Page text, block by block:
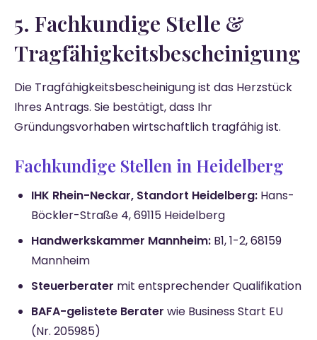
5. Fachkundige Stelle &
Tragfähigkeitsbescheinigung
Die Tragfähigkeitsbescheinigung ist das Herzstück
Ihres Antrags. Sie bestätigt, dass Ihr
Gründungsvorhaben wirtschaftlich tragfähig ist.
Fachkundige Stellen in Heidelberg
IHK Rhein-Neckar, Standort Heidelberg: Hans-
Böckler-Straße 4, 69115 Heidelberg
Handwerkskammer Mannheim: B1, 1-2, 68159
Mannheim
Steuerberater mit entsprechender Qualifikation
BAFA-gelistete Berater wie Business Start EU
(Nr. 205985)